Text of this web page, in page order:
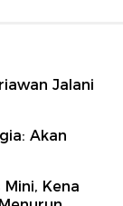
Jalani
Akan
Kena